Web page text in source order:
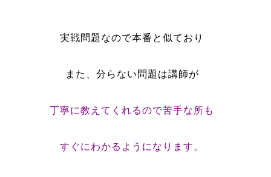
実戦問題なので本番と似ており
また、分らない問題は講師が
丁寧に教えてくれるので苦手な所も
すぐにわかるようになります。